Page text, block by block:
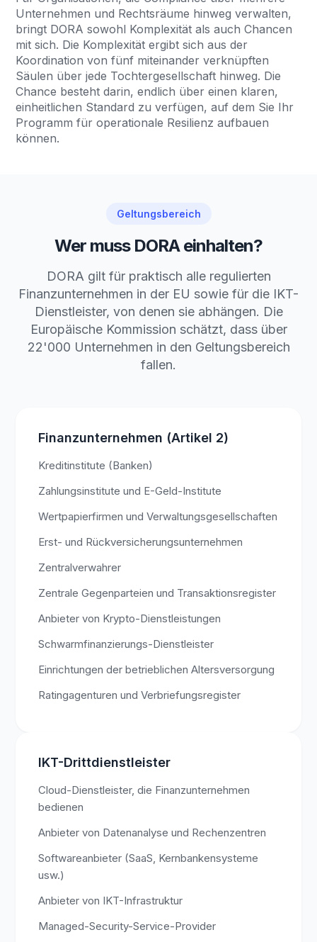
Unternehmen und Rechtsräume hinweg verwalten,
bringt DORA sowohl Komplexität als auch Chancen
mit sich. Die Komplexität ergibt sich aus der
Koordination von fünf miteinander verknüpften
Säulen über jede Tochtergesellschaft hinweg. Die
Chance besteht darin, endlich über einen klaren,
einheitlichen Standard zu verfügen, auf dem Sie Ihr
Programm für operationale Resilienz aufbauen
können.
Geltungsbereich
Wer muss DORA einhalten?
DORA gilt für praktisch alle regulierten
Finanzunternehmen in der EU sowie für die IKT-
Dienstleister, von denen sie abhängen. Die
Europäische Kommission schätzt, dass über
22'000 Unternehmen in den Geltungsbereich
fallen.
Finanzunternehmen (Artikel 2)
Kreditinstitute (Banken)
Zahlungsinstitute und E-Geld-Institute
Wertpapierfirmen und Verwaltungsgesellschaften
Erst- und Rückversicherungsunternehmen
Zentralverwahrer
Zentrale Gegenparteien und Transaktionsregister
Anbieter von Krypto-Dienstleistungen
Schwarmfinanzierungs-Dienstleister
Einrichtungen der betrieblichen Altersversorgung
Ratingagenturen und Verbriefungsregister
IKT-Drittdienstleister
Cloud-Dienstleister, die Finanzunternehmen
bedienen
Anbieter von Datenanalyse und Rechenzentren
Softwareanbieter (SaaS, Kernbankensysteme
usw.)
Anbieter von IKT-Infrastruktur
Managed-Security-Service-Provider